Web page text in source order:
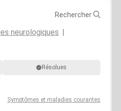
Rechercher
neurologiques
Résolues
Symptômes et maladies courantes